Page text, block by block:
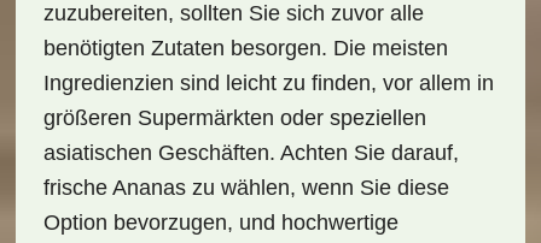
zuzubereiten, sollten Sie sich zuvor alle
benötigten Zutaten besorgen. Die meisten
Ingredienzien sind leicht zu finden, vor allem in
größeren Supermärkten oder speziellen
asiatischen Geschäften. Achten Sie darauf,
frische Ananas zu wählen, wenn Sie diese
Option bevorzugen, und hochwertige